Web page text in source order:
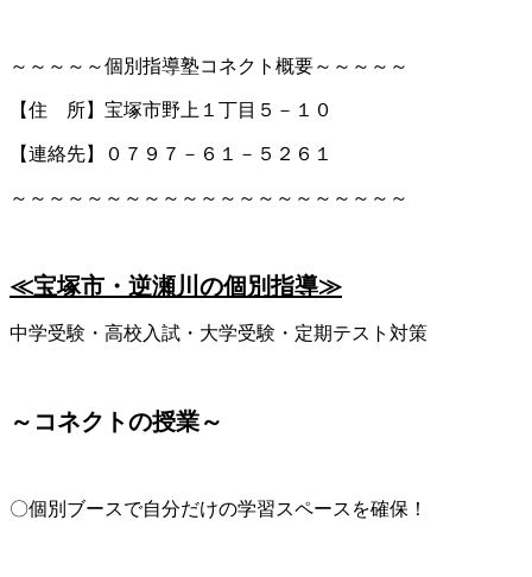
～～～～～個別指導塾コネクト概要～～～～～
【住 所】宝塚市野上１丁目５－１０
【連絡先】０７９７－６１－５２６１
～～～～～～～～～～～～～～～～～～～～～
≪宝塚市・逆瀬川の個別指導≫
中学受験・高校入試・大学受験・定期テスト対策
～コネクトの授業～
〇個別ブースで自分だけの学習スペースを確保！